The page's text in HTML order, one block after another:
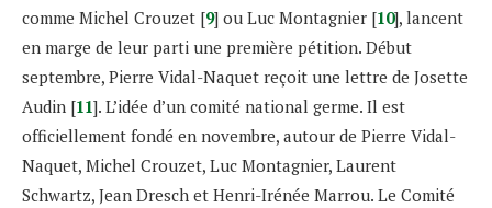
comme Michel Crouzet [9] ou Luc Montagnier [10], lancent
en marge de leur parti une première pétition. Début
septembre, Pierre Vidal-Naquet reçoit une lettre de Josette
Audin [11]. L’idée d’un comité national germe. Il est
officiellement fondé en novembre, autour de Pierre Vidal-
Naquet, Michel Crouzet, Luc Montagnier, Laurent
Schwartz, Jean Dresch et Henri-Irénée Marrou. Le Comité